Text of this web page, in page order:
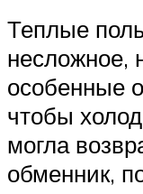
Теплые
несложное,
особенные
чтобы
могла
обменник,